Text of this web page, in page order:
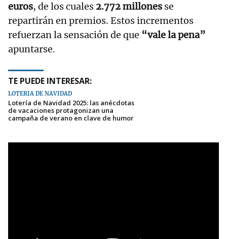
euros, de los cuales 2.772 millones se
repartirán en premios. Estos incrementos
refuerzan la sensación de que “vale la pena”
apuntarse.
TE PUEDE INTERESAR:
LOTERÍA DE NAVIDAD
Lotería de Navidad 2025: las anécdotas
de vacaciones protagonizan una
campaña de verano en clave de humor